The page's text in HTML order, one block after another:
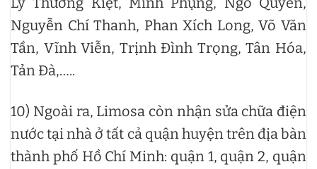
Nguyễn Chí Thanh, Phan Xích Long, Võ Văn
Tần, Vĩnh Viễn, Trịnh Đình Trọng, Tân Hóa,
Tản Đà,…..
10) Ngoài ra, Limosa còn nhận sửa chữa điện
nước tại nhà ở tất cả quận huyện trên địa bàn
thành phố Hồ Chí Minh: quận 1, quận 2, quận